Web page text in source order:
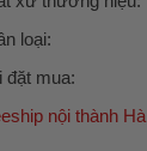
loại:
đặt mua:
nội thành